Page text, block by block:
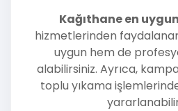
Kağıthane en
hizmetlerinden
uygun hem de
alabilirsiniz. Ayrıca,
toplu yıkama